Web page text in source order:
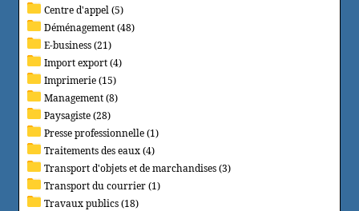
Centre d'appel (5)
Déménagement (48)
E-business (21)
Import export (4)
Imprimerie (15)
Management (8)
Paysagiste (28)
Presse professionnelle (1)
Traitements des eaux (4)
Transport d'objets et de marchandises (3)
Transport du courrier (1)
Travaux publics (18)